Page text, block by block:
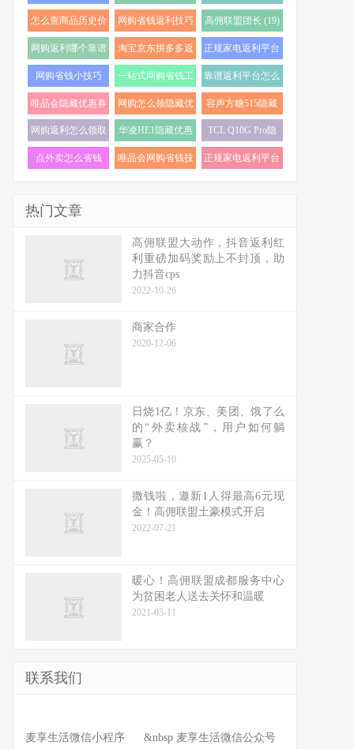
(24)
(22)
(21)
怎么查商品历史价
格走势 (20)
网购省钱返利技巧
(20)
高佣联盟团长 (19)
网购返利哪个靠谱
(19)
淘宝京东拼多多返
利 (19)
正规家电返利平台
怎么选 (18)
网购省钱小技巧
(18)
一站式网购省钱工
具 (17)
靠谱返利平台怎么
选 (17)
唯品会隐藏优惠券
怎么找 (17)
网购怎么领隐藏优
惠券 (17)
容声方糖515隐藏
优惠券 (16)
网购返利怎么领取
(16)
华凌HE1隐藏优惠
券 (16)
TCL Q10G Pro隐
藏优惠券 (16)
点外卖怎么省钱
唯品会网购省钱技
正规家电返利平台
热门文章
高佣联盟大动作，抖音返利红
利重磅加码奖励上不封顶，助
力抖音cps
2022-10-26
商家合作
2020-12-06
日烧1亿！京东、美团、饿了么
的“外卖核战”，用户如何躺
赢？
2025-05-10
撒钱啦，邀新1人得最高6元现
金！高佣联盟土豪模式开启
2022-07-21
暖心！高佣联盟成都服务中心
为贫困老人送去关怀和温暖
2021-05-11
联系我们
麦享生活微信小程序 &nbsp 麦享生活微信公众号